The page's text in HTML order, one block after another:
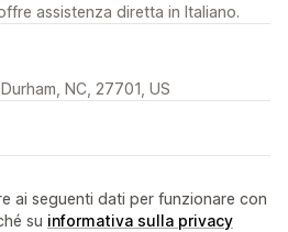
assistenza diretta in Italiano.
NC, 27701, US
ai seguenti dati per funzionare con
su informativa sulla privacy